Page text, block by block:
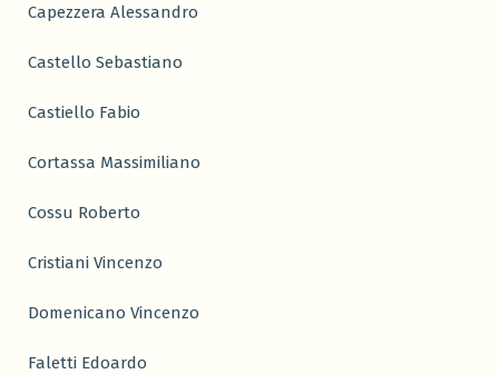
Capezzera Alessandro
Castello Sebastiano
Castiello Fabio
Cortassa Massimiliano
Cossu Roberto
Cristiani Vincenzo
Domenicano Vincenzo
Faletti Edoardo